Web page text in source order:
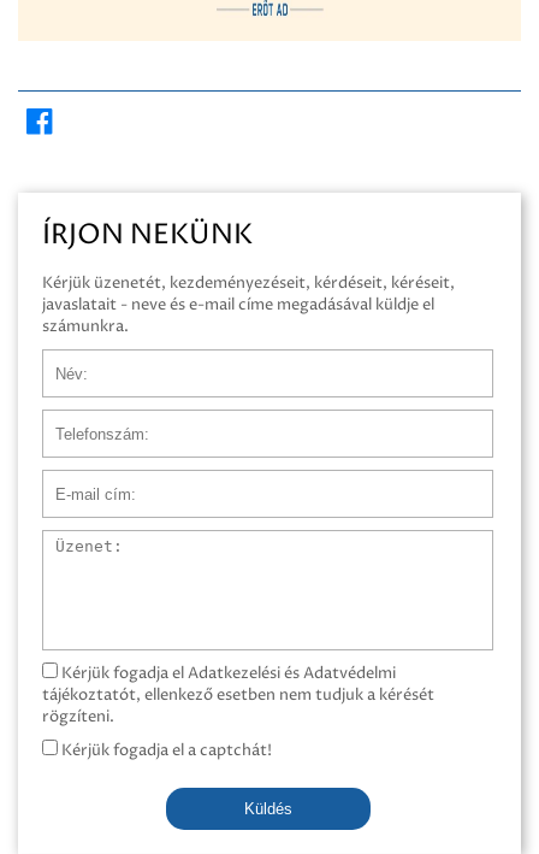
ÍRJON NEKÜNK
Kérjük üzenetét, kezdeményezéseit, kérdéseit, kéréseit,
javaslatait - neve és e-mail címe megadásával küldje el
számunkra.
Üzenet
Kérjük fogadja el Adatkezelési és Adatvédelmi
tájékoztatót, ellenkező esetben nem tudjuk a kérését
rögzíteni.
Kérjük fogadja el a captchát!
Küldés